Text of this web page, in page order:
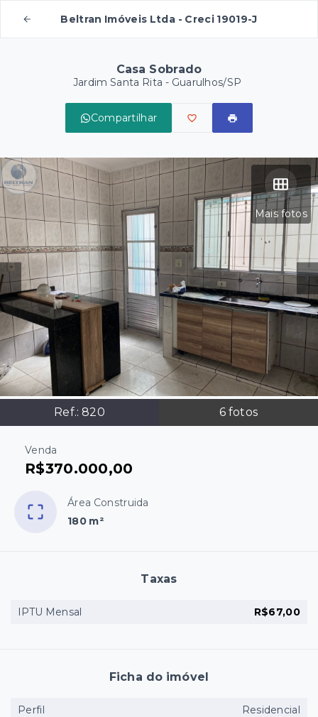
Beltran Imóveis Ltda - Creci 19019-J
Casa Sobrado
Jardim Santa Rita - Guarulhos/SP
Compartilhar
Mais fotos
Ref.:820 6 fotos
Venda
R$370.000,00
Área Construida
180 m²
Taxas
IPTU Mensal R$67,00
Ficha do imóvel
Perfil
Residencial